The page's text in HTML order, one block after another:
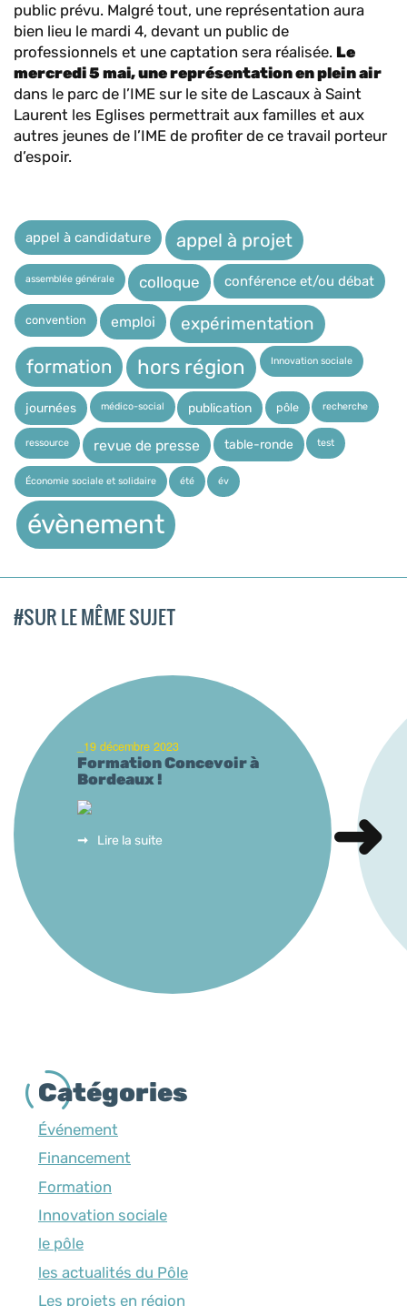
public prévu. Malgré tout, une représentation aura
bien lieu le mardi 4, devant un public de
professionnels et une captation sera réalisée. Le
mercredi 5 mai, une représentation en plein air
dans le parc de l’IME sur le site de Lascaux à Saint
Laurent les Eglises permettrait aux familles et aux
autres jeunes de l’IME de profiter de ce travail porteur
d’espoir.
appel à candidature appel à projet
assemblée générale colloque conférence et/ou débat
convention emploi expérimentation
formation hors région Innovation sociale
journées médico-social publication pôle recherche
ressource revue de presse table-ronde test
Économie sociale et solidaire été év
évènement
#SUR LE MÊME SUJET
_19 décembre 2023
Formation Concevoir à
Bordeaux !
Lire la suite
Catégories
Événement
Financement
Formation
Innovation sociale
le pôle
les actualités du Pôle
Les projets en région